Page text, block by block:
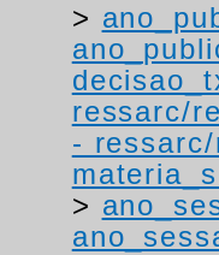
>
ressarc/
-
>